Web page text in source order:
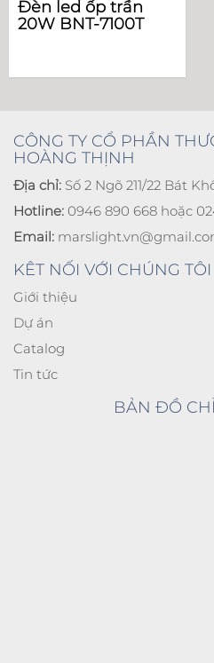
Đèn led ốp trần
20W BNT-7100T
CÔNG TY CỔ PHẦN
HOÀNG THỊNH
Địa chỉ: Số 2 Ngõ 211/22 Bát
Hotline: 0946 890 668 hoặc
Email:
KÊT NỐI VỚI CHÚNG TÔI
Giới thiệu
Dự án
Catalog
Tin tức
BẢN ĐỒ